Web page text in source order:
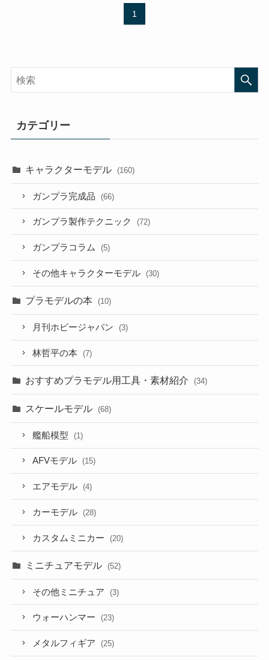
1
カテゴリー
キャラクターモデル (160)
ガンプラ完成品 (66)
ガンプラ製作テクニック (72)
ガンプラコラム (5)
その他キャラクターモデル (30)
プラモデルの本 (10)
月刊ホビージャパン (3)
林哲平の本 (7)
おすすめプラモデル用工具・素材紹介 (34)
スケールモデル (68)
艦船模型 (1)
AFVモデル (15)
エアモデル (4)
カーモデル (28)
カスタムミニカー (20)
ミニチュアモデル (52)
その他ミニチュア (3)
ウォーハンマー (23)
メタルフィギア (25)